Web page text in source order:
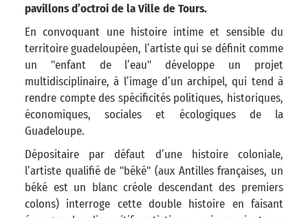
pavillons d’octroi de la Ville de Tours.
En convoquant une histoire intime et sensible du
territoire guadeloupéen, l’artiste qui se définit comme
un "enfant de l’eau" développe un projet
multidisciplinaire, à l’image d’un archipel, qui tend à
rendre compte des spécificités politiques, historiques,
économiques, sociales et écologiques de la
Guadeloupe.
Dépositaire par défaut d’une histoire coloniale,
l’artiste qualifié de "béké" (aux Antilles françaises, un
béké est un blanc créole descendant des premiers
colons) interroge cette double histoire en faisant